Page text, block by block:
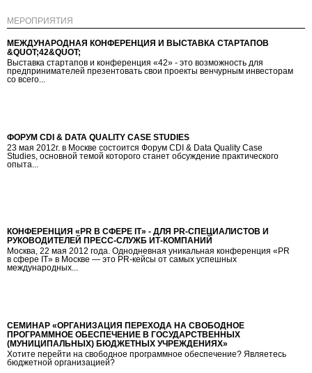
МЕРОПРИЯТИЯ
МЕЖДУНАРОДНАЯ КОНФЕРЕНЦИЯ И ВЫСТАВКА СТАРТАПОВ
&QUOT;42&QUOT;
Выставка стартапов и конференция «42» - это возможность для
предпринимателей презентовать свои проекты венчурным инвесторам
со всего...
ФОРУМ CDI & DATA QUALITY CASE STUDIES
23 мая 2012г. в Москве состоится Форум CDI & Data Quality Case
Studies, основной темой которого станет обсуждение практического
опыта...
КОНФЕРЕНЦИЯ «PR В СФЕРЕ IT» - ДЛЯ PR-СПЕЦИАЛИСТОВ И
РУКОВОДИТЕЛЕЙ ПРЕСС-СЛУЖБ ИТ-КОМПАНИЙ
Москва, 22 мая 2012 года. Однодневная уникальная конференция «PR
в сфере IT» в Москве — это PR-кейсы от самых успешных
международных...
СЕМИНАР «ОРГАНИЗАЦИЯ ПЕРЕХОДА НА СВОБОДНОЕ
ПРОГРАММНОЕ ОБЕСПЕЧЕНИЕ В ГОСУДАРСТВЕННЫХ
(МУНИЦИПАЛЬНЫХ) БЮДЖЕТНЫХ УЧРЕЖДЕНИЯХ»
Хотите перейти на свободное программное обеспечение? Являетесь
бюджетной организацией?